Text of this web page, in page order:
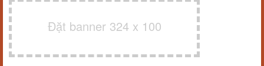
Đặt banner 324 x 100